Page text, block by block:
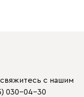
свяжитесь с нашим
030-04-30